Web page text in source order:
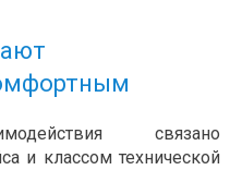
связано
и классом технической